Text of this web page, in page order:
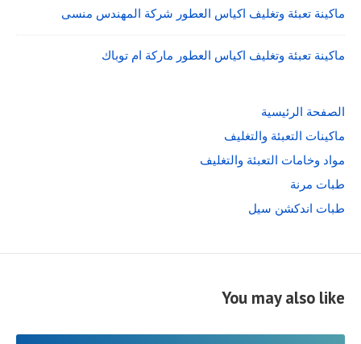
ماكينة تعبئة وتغليف اكياس العطور شركة المهندس منسى
ماكينة تعبئة وتغليف اكياس العطور ماركة ام توباك
الصفحة الرئيسية
ماكينات التعبئة والتغليف
مواد وخامات التعبئة والتغليف
طبات مرنة
طبات اندكشن سيل
You may also like